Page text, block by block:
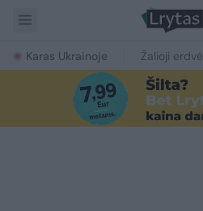
Karas Ukrainoje Žalioji erdvė